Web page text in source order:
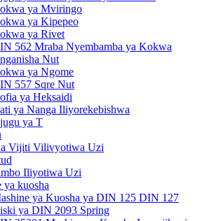
ya Mviringo
ya Kipepeo
ya Rivet
562 Mraba Nyembamba ya Kokwa
Nut
ya Ngome
557 Sqre Nut
ya Heksaidi
ya Nanga Iliyorekebishwa
ya T
Vijiti Vilivyotiwa Uzi
Iliyotiwa Uzi
ya kuosha
ya Kuosha ya DIN 125 DIN 127
ya DIN 2093 Spring